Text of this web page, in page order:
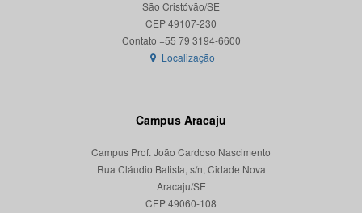
São Cristóvão/SE
CEP 49107-230
Localização
Campus Aracaju
Campus Prof. João Cardoso Nascimento
Rua Cláudio Batista, s/n, Cidade Nova
Aracaju/SE
CEP 49060-108